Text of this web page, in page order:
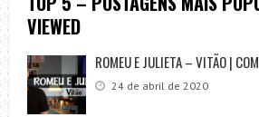
VIEWED
ROMEU E JULIETA – VITÃO |
24 de abril de 2020